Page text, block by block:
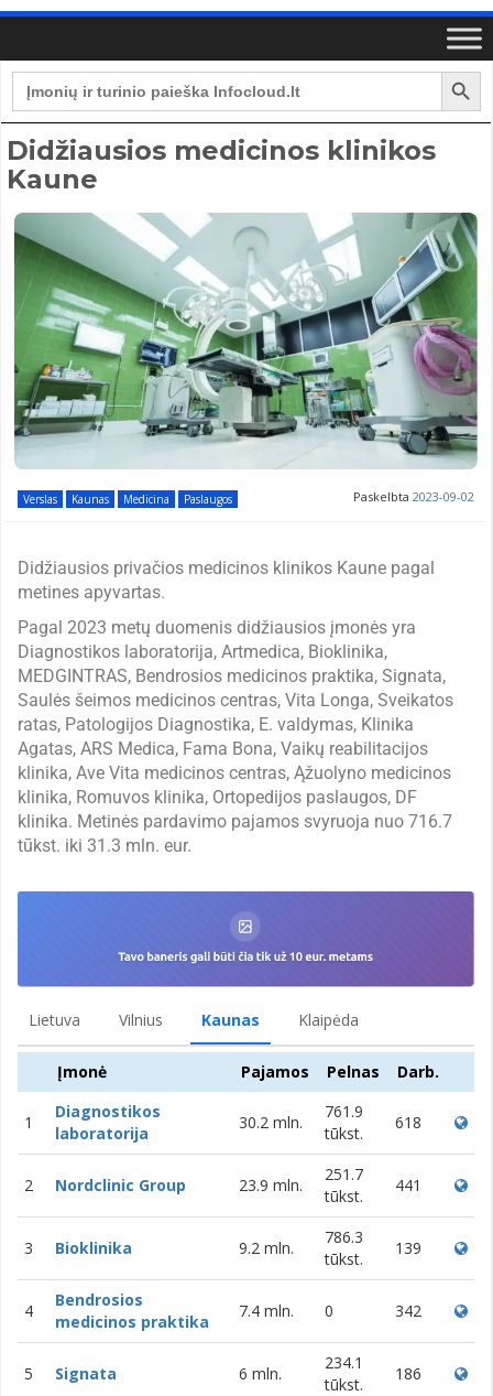
Search
for:
Search Button
Didžiausios medicinos klinikos
Kaune
Verslas Kaunas Medicina Paslaugos Paskelbta 2023-09-02
Didžiausios privačios medicinos klinikos Kaune pagal
metines apyvartas.
Pagal 2023 metų duomenis didžiausios įmonės yra
Diagnostikos laboratorija, Artmedica, Bioklinika,
MEDGINTRAS, Bendrosios medicinos praktika, Signata,
Saulės šeimos medicinos centras, Vita Longa, Sveikatos
ratas, Patologijos Diagnostika, E. valdymas, Klinika
Agatas, ARS Medica, Fama Bona, Vaikų reabilitacijos
klinika, Ave Vita medicinos centras, Ąžuolyno medicinos
klinika, Romuvos klinika, Ortopedijos paslaugos, DF
klinika. Metinės pardavimo pajamos svyruoja nuo 716.7
tūkst. iki 31.3 mln. eur.
Lietuva Vilnius Kaunas Klaipėda
Įmonė Pajamos Pelnas Darb.
1
Diagnostikos
laboratorija
30.2 mln.
761.9
tūkst.
618
2 Nordclinic Group 23.9 mln.
251.7
tūkst.
441
3 Bioklinika 9.2 mln.
786.3
tūkst.
139
4
Bendrosios
medicinos praktika
7.4 mln. 0 342
5 Signata 6 mln.
234.1
tūkst.
186